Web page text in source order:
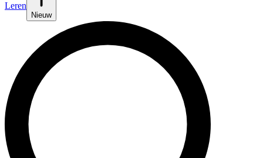
Leren
Nieuw